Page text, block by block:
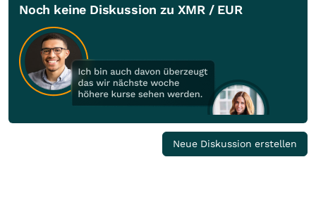
Noch keine Diskussion zu XMR / EUR
Neue Diskussion erstellen